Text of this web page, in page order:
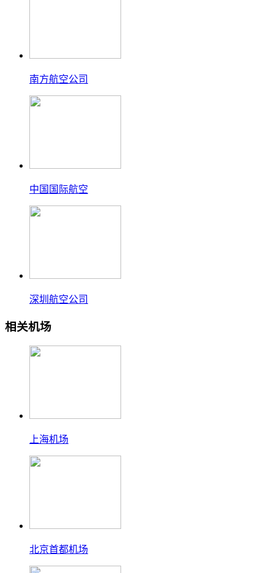
南方航空公司
中国国际航空
深圳航空公司
相关机场
上海机场
北京首都机场